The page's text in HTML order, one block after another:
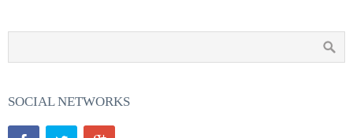
SOCIAL NETWORKS